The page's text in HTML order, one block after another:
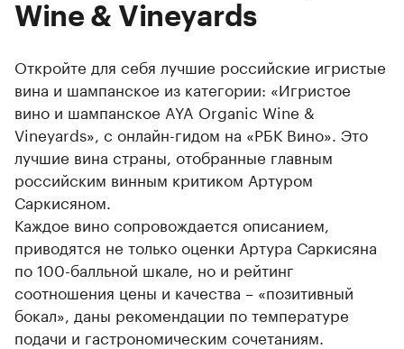
Wine & Vineyards
Откройте для себя лучшие российские игристые
вина и шампанское из категории: «Игристое
вино и шампанское AYA Organic Wine &
Vineyards», с онлайн-гидом на «РБК Вино». Это
лучшие вина страны, отобранные главным
российским винным критиком Артуром
Саркисяном.
Каждое вино сопровождается описанием,
приводятся не только оценки Артура Саркисяна
по 100-балльной шкале, но и рейтинг
соотношения цены и качества – «позитивный
бокал», даны рекомендации по температуре
подачи и гастрономическим сочетаниям.